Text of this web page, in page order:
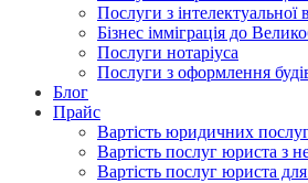
Послуги з інтелектуальної
Бізнес імміграція до
Послуги нотаріуса
Послуги з оформлення
Блог
Прайс
Вартість юридичних
Вартість послуг юриста з
Вартість послуг юриста для